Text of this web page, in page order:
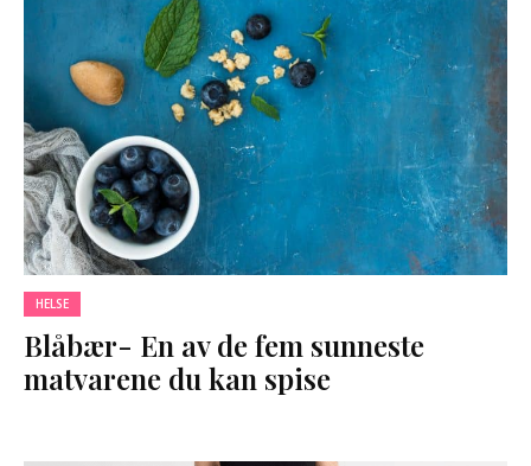
HELSE
Blåbær- En av de fem sunneste
matvarene du kan spise